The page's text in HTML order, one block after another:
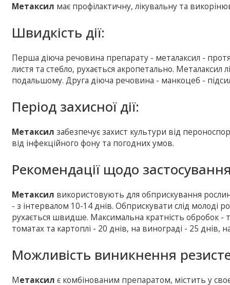
Метаксил має профілактичну, лікувальну та
Швидкість дії:
Перша діюча речовина препарату - металаксил -
листя та стебло, рухається акропетально. Металаксил
подальшому. Друга діюча речовина - манкоцеб -
Період захисної дії:
Метаксилзабезпечує захист культури від
від інфекційного фону та погодних умов.
Рекомендації щодо
Метаксил використовують для обприскування
- з інтервалом 10-14 днів. Обприскувати слід молоді
рухається швидше. Максимальна кратність обробок -
томатах та картоплі - 20 днів, на винограді - 25 днів,
Можливість виникнення
Метаксил є комбінованим препаратом, містить у